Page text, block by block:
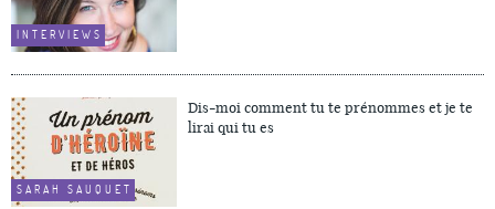
INTERVIEWS
SARAH SAUQUET
Dis-moi comment tu te prénommes et je te
lirai qui tu es